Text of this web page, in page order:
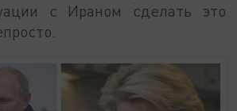
с Ираном сделать это